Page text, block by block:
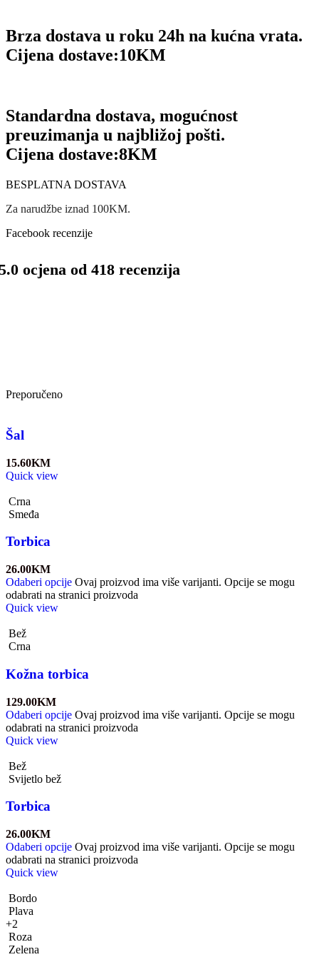
Brza dostava u roku 24h na kućna vrata.
Cijena dostave:10KM
Standardna dostava, mogućnost
preuzimanja u najbližoj pošti.
Cijena dostave:8KM
BESPLATNA DOSTAVA
Za narudžbe iznad 100KM.
Facebook recenzije
ocjena od 418 recenzija
Preporučeno
Šal
15.60KM
Quick view
Crna
Smeđa
Torbica
26.00KM
Odaberi opcije Ovaj proizvod ima više varijanti. Opcije se mogu
odabrati na stranici proizvoda
Quick view
Bež
Crna
Kožna torbica
129.00KM
Odaberi opcije Ovaj proizvod ima više varijanti. Opcije se mogu
odabrati na stranici proizvoda
Quick view
Bež
Svijetlo bež
Torbica
26.00KM
Odaberi opcije Ovaj proizvod ima više varijanti. Opcije se mogu
odabrati na stranici proizvoda
Quick view
Bordo
Plava
+2
Roza
Zelena